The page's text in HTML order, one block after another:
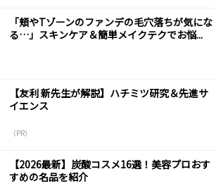
「頬やTゾーンのファンデの毛穴落ちが気にな
る…」スキンケア＆簡単メイクテクでお悩...
【友利 新先生が解説】ハチミツ研究＆先進サ
イエンス
（PR）
【2026最新】炭酸コスメ16選！美容プロおす
すめの名品を紹介